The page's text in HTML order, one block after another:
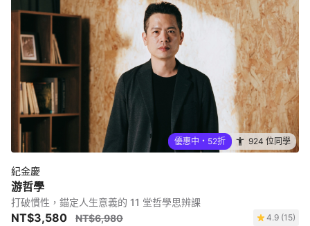
優惠中・52折 924 位同學
紀金慶
游哲學
打破慣性，錨定人生意義的 11 堂哲學思辨課
NT$3,580 NT$6,980 4.9 (15)